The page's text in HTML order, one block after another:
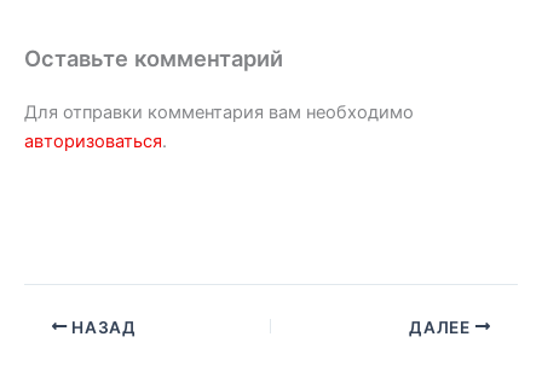
Оставьте комментарий
Для отправки комментария вам необходимо
авторизоваться.
НАЗАД ДАЛЕЕ